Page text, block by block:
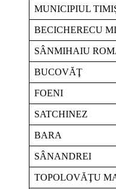
MUNICIPIUL
BECICHERECU
SÂNMIHAIU
BUCOVĂŢ
FOENI
SATCHINEZ
BARA
SÂNANDREI
TOPOLOVĂŢU